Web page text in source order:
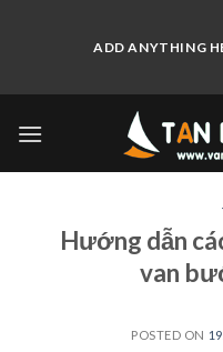
ADD ANYTHING
Hướng dẫn
van
POSTED ON